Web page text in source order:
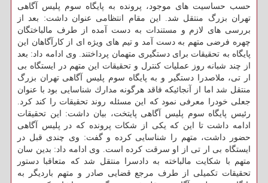
حسب حساسیت های موجود، پرونده به پایگاه سوم پلیس آگاهی
تهران بزرگ منتقل شد. این مقام انتظامی عنوان داشت: بعد از
بررسی های لازم و مستندات به دست آمده از طرف مالباختگان
چهره فرضی متهم به دست آمد و تیم های ویژه ای از كارآگاهان این
پایگاه به تحقیقات برای دستگیری متهمان پرداختند. وی ادامه داد: بعد
از چند شبانه روز عملیات كنترل و تحقیقات این متهم در ایستگاه بی
ار تی، ملاصدرا دستگیر و به پایگاه سوم پلیس آگاهی تهران بزرگ
منتقل شد اما از آنجائیكه فاقد هرگونه مدارك شناسایی بود با عنوان
جعلی خودرا معرفی نمود كه این مسئله روند تحقیقات را كند كرد.
رئیس پایگاه سوم پلیس آگاهی پایتخت، بیان داشت: این تحقیقات
ادامه داشت تا این كه یكی از شكات پرونده كه در پلیس آگاهی
حضور داشت، متهم را شناسایی كرده و گفت: وی چندی قبل در
ایستگاه بی ار تی از او سرقت كرده است. وی ادامه داد: بدین سان
متهم با شكایت مالباخته به دادسرا منتقل شد كه متعاقبا دستور
تحقیقات تكمیلی از طرف مرجع قضایی صادر و متهم باردیگر به